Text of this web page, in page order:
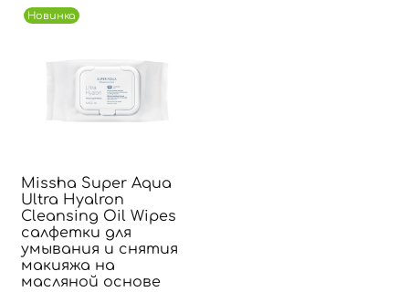
Новинка
Missha Super Aqua
Ultra Hyalron
Cleansing Oil Wipes
салфетки для
умывания и снятия
макияжа на
масляной основе